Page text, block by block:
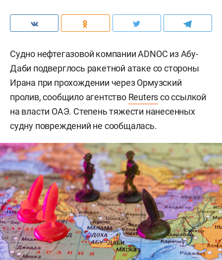
Судно нефтегазовой компании ADNOC из Абу-
Даби подверглось ракетной атаке со стороны
Ирана при прохождении через Ормузский
пролив, сообщило агентство Reutersсо ссылкой
на власти ОАЭ. Степень тяжести нанесенных
судну повреждений не сообщалась.